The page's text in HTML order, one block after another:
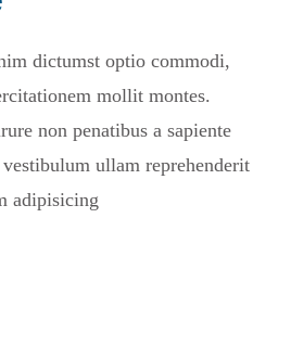
dictumst optio commodi,
mollit montes.
non penatibus a sapiente
ullam reprehenderit
adipisicing